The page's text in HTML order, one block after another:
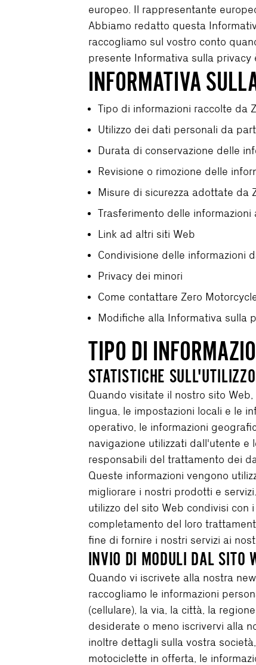
europeo. Il rappresentante
Abbiamo redatto questa
raccogliamo sul vostro conto
presente Informativa sulla
INFORMATIVA
Tipo di informazioni raccolte da
Utilizzo dei dati personali da
Durata di conservazione delle
Revisione o rimozione delle
Misure di sicurezza adottate da
Trasferimento delle
Link ad altri siti Web
Condivisione delle informazioni
Privacy dei minori
Come contattare Zero
Modifiche alla Informativa sulla
TIPO DI
STATISTICHE
Quando visitate il nostro sito
lingua, le impostazioni locali e le
operativo, le informazioni
navigazione utilizzati dall'utente e
responsabili del trattamento dei
Queste informazioni vengono
migliorare i nostri prodotti e
utilizzo del sito Web condivisi con
completamento del loro
fine di fornire i nostri servizi ai
INVIO DI MODULI DAL SITO
Quando vi iscrivete alla nostra
raccogliamo le informazioni
(cellulare), la via, la città, la
desiderate o meno iscrivervi alla
inoltre dettagli sulla vostra
motociclette in offerta, le